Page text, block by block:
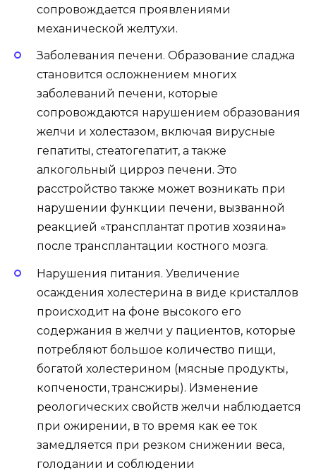
сопровождается проявлениями
механической желтухи.
Заболевания печени. Образование сладжа
становится осложнением многих
заболеваний печени, которые
сопровождаются нарушением образования
желчи и холестазом, включая вирусные
гепатиты, стеатогепатит, а также
алкогольный цирроз печени. Это
расстройство также может возникать при
нарушении функции печени, вызванной
реакцией «трансплантат против хозяина»
после трансплантации костного мозга.
Нарушения питания. Увеличение
осаждения холестерина в виде кристаллов
происходит на фоне высокого его
содержания в желчи у пациентов, которые
потребляют большое количество пищи,
богатой холестерином (мясные продукты,
копчености, трансжиры). Изменение
реологических свойств желчи наблюдается
при ожирении, в то время как ее ток
замедляется при резком снижении веса,
голодании и соблюдении